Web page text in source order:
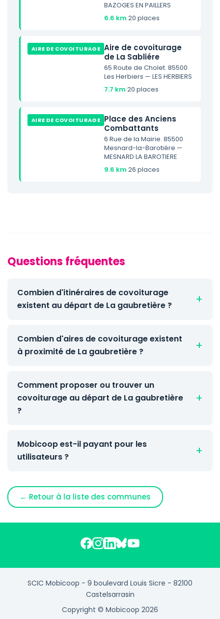
BAZOGES EN PAILLERS
6.6 km·20 places
AIRE DE COVOITURAGE Aire de covoiturage
de La Sabliére
65 Route de Cholet. 85500
Les Herbiers — LES HERBIERS
7.7 km·20 places
AIRE DE COVOITURAGE Place des Anciens
Combattants
6 Rue de la Mairie. 85500
Mesnard-la-Barotiére —
MESNARD LA BAROTIERE
9.6 km·26 places
Questions fréquentes
Combien d'itinéraires de covoiturage
existent au départ de La gaubretière ?
Combien d'aires de covoiturage existent
à proximité de La gaubretière ?
Comment proposer ou trouver un
covoiturage au départ de La gaubretière
?
Mobicoop est-il payant pour les
utilisateurs ?
← Retour à la liste des communes
SCIC Mobicoop - 9 boulevard Louis Sicre - 82100
Castelsarrasin
Copyright © Mobicoop 2026